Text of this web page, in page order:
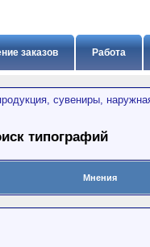
Работа
заказов
сувениры,
типографий
Мнения